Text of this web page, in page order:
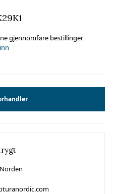
gjennomføre bestillinger